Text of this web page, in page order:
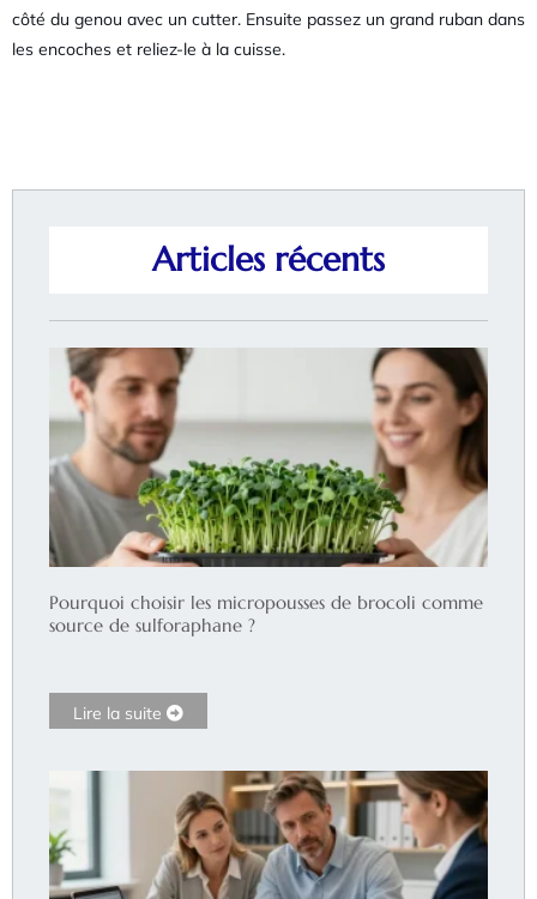
côté du genou avec un cutter. Ensuite passez un grand ruban dans
les encoches et reliez-le à la cuisse.
Articles récents
Pourquoi choisir les micropousses de brocoli comme
source de sulforaphane ?
Lire la suite